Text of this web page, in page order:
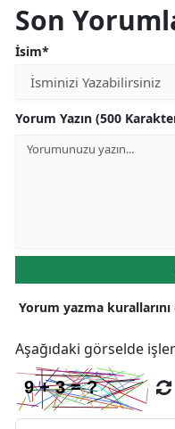
Son
İsim*
Yorum Yazın (500
Yorum yazma kurallarını
Aşağıdaki görselde